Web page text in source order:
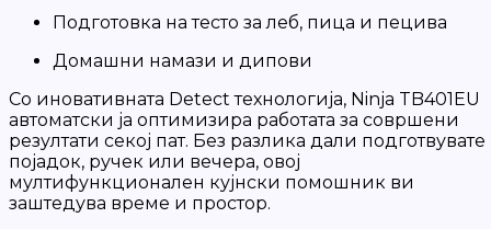
Подготовка на тесто за леб, пица и пецива
Домашни намази и дипови
Со иновативната Detect технологија, Ninja TB401EU
автоматски ја оптимизира работата за совршени
резултати секој пат. Без разлика дали подготвувате
појадок, ручек или вечера, овој
мултифункционален кујнски помошник ви
заштедува време и простор.